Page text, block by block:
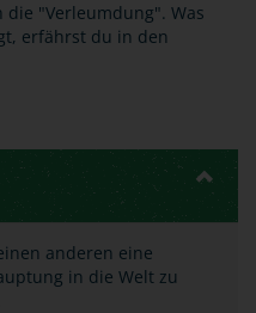
"Verleumdung". Was
erfährst du in den
anderen eine
in die Welt zu